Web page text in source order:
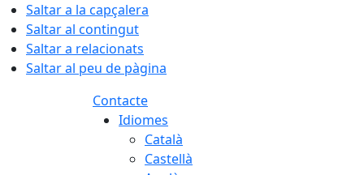
Saltar a la capçalera
Saltar al contingut
Saltar a relacionats
Saltar al peu de pàgina
Contacte
Idiomes
Català
Castellà